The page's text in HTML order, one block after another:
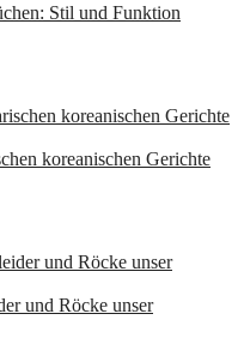
Stil und Funktion
koreanischen Gerichte
und Röcke unser